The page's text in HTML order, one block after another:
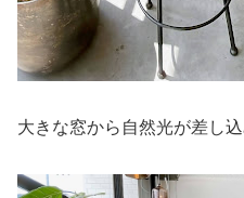
大きな窓から自然光が差し